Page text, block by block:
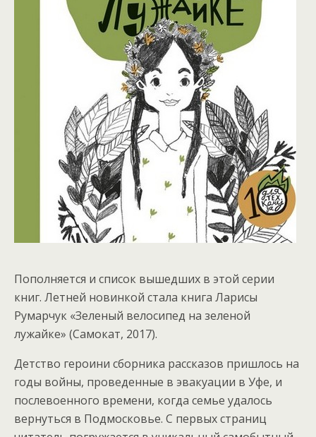
Пополняется и список вышедших в этой серии
книг. Летней новинкой стала книга Ларисы
Румарчук «Зеленый велосипед на зеленой
лужайке» (Самокат, 2017).
Детство героини сборника рассказов пришлось на
годы войны, проведенные в эвакуации в Уфе, и
послевоенного времени, когда семье удалось
вернуться в Подмосковье. С первых страниц